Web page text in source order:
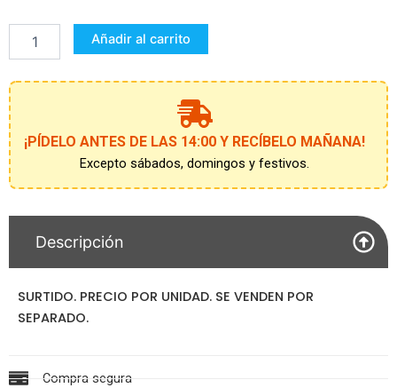
REBORN
ANTONIO
JUAN
cantidad
Añadir al carrito
¡PÍDELO ANTES DE LAS 14:00 Y RECÍBELO MAÑANA!
Excepto sábados, domingos y festivos.
Descripción
SURTIDO. PRECIO POR UNIDAD. SE VENDEN POR
SEPARADO.
Compra segura